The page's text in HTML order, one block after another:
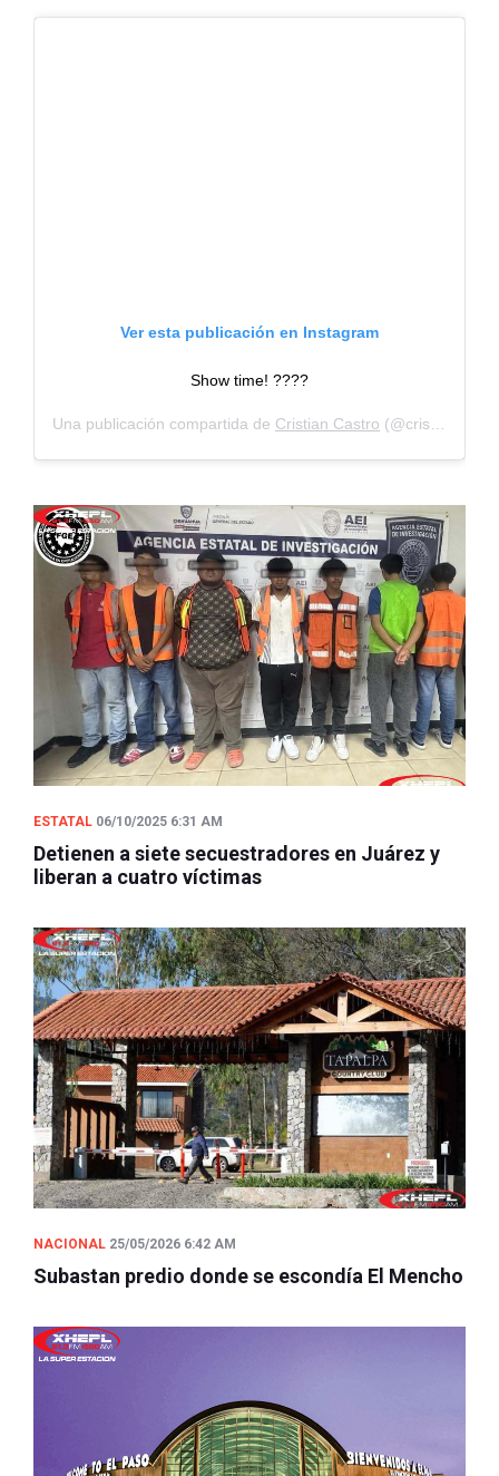
Ver esta publicación en Instagram
Show time! ????
Una publicación compartida de Cristian Castro (@cristiancastro) el
ESTATAL 06/10/2025 6:31 AM
Detienen a siete secuestradores en Juárez y
liberan a cuatro víctimas
NACIONAL 25/05/2026 6:42 AM
Subastan predio donde se escondía El Mencho